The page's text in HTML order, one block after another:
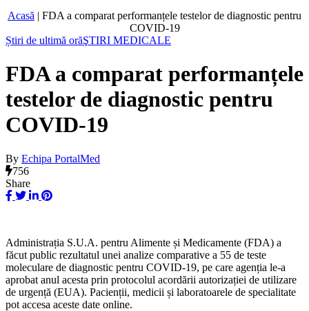
Acasă | FDA a comparat performanțele testelor de diagnostic pentru
COVID-19
Știri de ultimă orăŞTIRI MEDICALE
FDA a comparat performanțele
testelor de diagnostic pentru
COVID-19
By Echipa PortalMed
756
Share
Administrația S.U.A. pentru Alimente și Medicamente (FDA) a
făcut public rezultatul unei analize comparative a 55 de teste
moleculare de diagnostic pentru COVID-19, pe care agenția le-a
aprobat anul acesta prin protocolul acordării autorizației de utilizare
de urgență (EUA). Pacienții, medicii și laboratoarele de specialitate
pot accesa aceste date online.